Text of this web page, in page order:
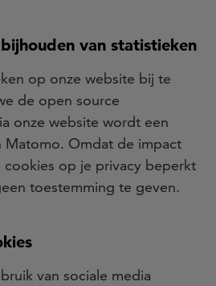
van statistieken
op onze website bij te
de open source
onze website wordt een
Matomo. Omdat de impact
cookies op je privacy beperkt
toestemming te geven.
van sociale media